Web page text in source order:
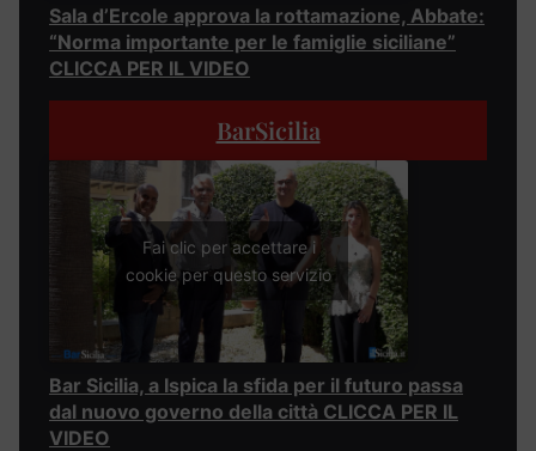
Sala d’Ercole approva la rottamazione, Abbate:
“Norma importante per le famiglie siciliane”
CLICCA PER IL VIDEO
BarSicilia
Fai clic per accettare i
cookie per questo servizio
Bar Sicilia, a Ispica la sfida per il futuro passa
dal nuovo governo della città CLICCA PER IL
VIDEO